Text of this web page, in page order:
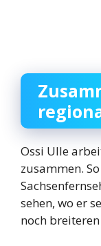
Ossi Ulle
zusammen.
sehen, wo er
noch